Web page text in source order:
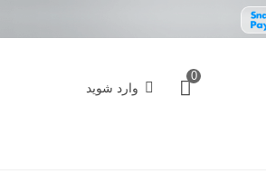
0
وارد شوید